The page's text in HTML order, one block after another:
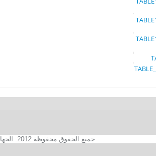
جميع الحقوق محفوظة 2012. الجهاز المركزي للتعبئة العامة والإحصاءات. لمزيد من الاستفسارات الفنية بخصوص الصفحة الالكترونية